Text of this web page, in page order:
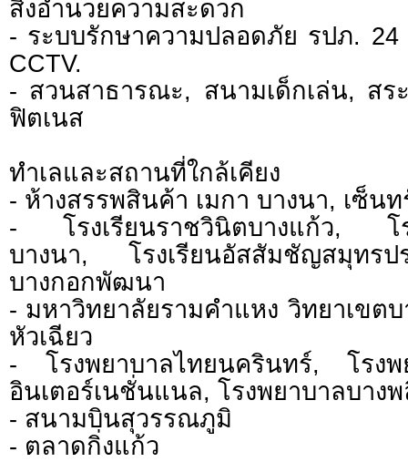
สิ่งอำนวยความสะดวก
- ระบบรักษาความปลอดภัย รปภ.
CCTV.
- สวนสาธารณะ, สนามเด็กเล่น, สร
ฟิตเนส
ทำเลและสถานที่ใกล้เคียง
- ห้างสรรพสินค้า เมกา บางนา, เซ็น
- โรงเรียนราชวินิตบางแก้ว, โร
บางนา, โรงเรียนอัสสัมชัญสมุทร
บางกอกพัฒนา
- มหาวิทยาลัยรามคำแหง วิทยาเขต
หัวเฉียว
- โรงพยาบาลไทยนครินทร์, โรง
อินเตอร์เนชั่นแนล, โรงพยาบาลบาง
- สนามบินสุวรรณภูมิ
- ตลาดกิ่งแก้ว